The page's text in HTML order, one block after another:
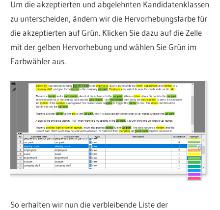
Um die akzeptierten und abgelehnten Kandidatenklassen
zu unterscheiden, ändern wir die Hervorhebungsfarbe für
die akzeptierten auf Grün. Klicken Sie dazu auf die Zelle
mit der gelben Hervorhebung und wählen Sie Grün im
Farbwähler aus.
So erhalten wir nun die verbleibende Liste der